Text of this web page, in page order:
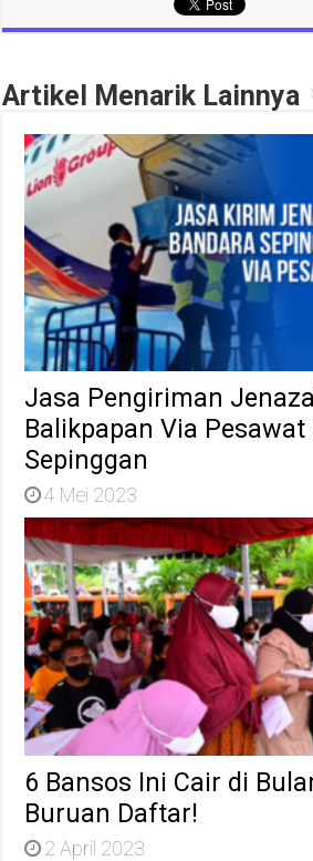
Artikel Menarik Lainnya
Jasa Pengiriman
Balikpapan Via Pesawat
Sepinggan
4 Mei 2023
6 Bansos Ini Cair di
Buruan Daftar!
2 April 2023